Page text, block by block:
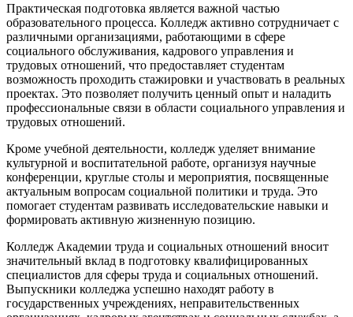
Практическая подготовка является важной частью
образовательного процесса. Колледж активно сотрудничает с
различными организациями, работающими в сфере
социального обслуживания, кадрового управления и
трудовых отношений, что предоставляет студентам
возможность проходить стажировки и участвовать в реальных
проектах. Это позволяет получить ценный опыт и наладить
профессиональные связи в области социального управления и
трудовых отношений.
Кроме учебной деятельности, колледж уделяет внимание
культурной и воспитательной работе, организуя научные
конференции, круглые столы и мероприятия, посвященные
актуальным вопросам социальной политики и труда. Это
помогает студентам развивать исследовательские навыки и
формировать активную жизненную позицию.
Колледж Академии труда и социальных отношений вносит
значительный вклад в подготовку квалифицированных
специалистов для сферы труда и социальных отношений.
Выпускники колледжа успешно находят работу в
государственных учреждениях, неправительственных